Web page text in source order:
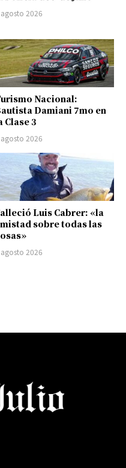
2026
Nacional:
Damiani 7mo en
Clase 3
2026
Luis Cabrer: «la
sobre todas las
2026